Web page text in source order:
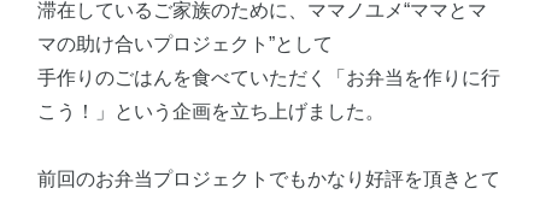
滞在しているご家族のために、ママノユメ“ママとマ
マの助け合いプロジェクト”として
手作りのごはんを食べていただく「お弁当を作りに行
こう！」という企画を立ち上げました。
前回のお弁当プロジェクトでもかなり好評を頂きとて